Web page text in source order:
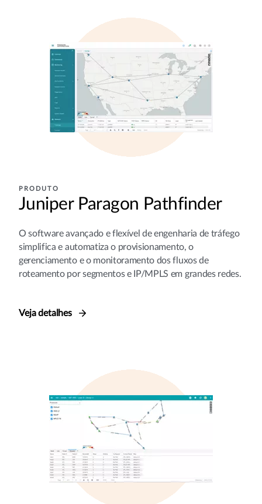
PRODUTO
Juniper Paragon Pathfinder
O software avançado e flexível de engenharia de tráfego
simplifica e automatiza o provisionamento, o
gerenciamento e o monitoramento dos fluxos de
roteamento por segmentos e IP/MPLS em grandes redes.
Veja detalhes